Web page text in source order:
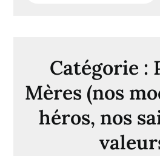
Catégorie :
Mères (nos
héros, nos